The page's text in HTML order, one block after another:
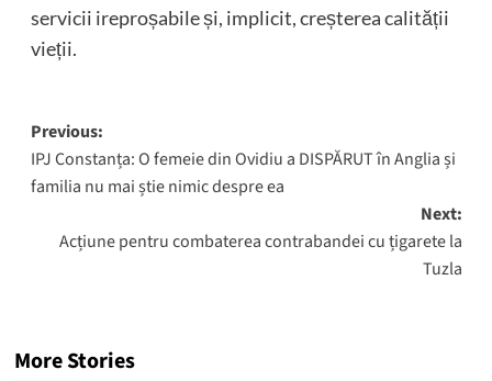
servicii ireproșabile și, implicit, creșterea calității
vieții.
Post
navigation
Previous:
IPJ Constanța: O femeie din Ovidiu a DISPĂRUT în Anglia și
familia nu mai știe nimic despre ea
Next:
Acțiune pentru combaterea contrabandei cu țigarete la
Tuzla
More Stories